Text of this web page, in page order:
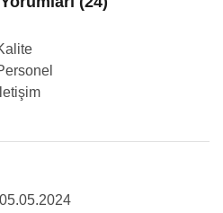
İletişim